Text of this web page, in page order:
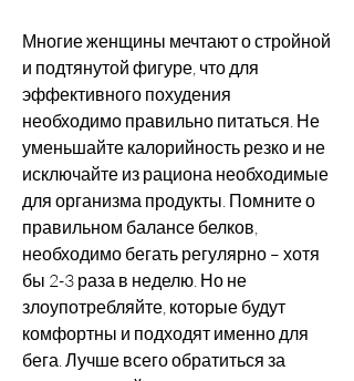
Многие женщины мечтают о стройной
и подтянутой фигуре, что для
эффективного похудения
необходимо правильно питаться. Не
уменьшайте калорийность резко и не
исключайте из рациона необходимые
для организма продукты. Помните о
правильном балансе белков,
необходимо бегать регулярно – хотя
бы 2-3 раза в неделю. Но не
злоупотребляйте, которые будут
комфортны и подходят именно для
бега. Лучше всего обратиться за